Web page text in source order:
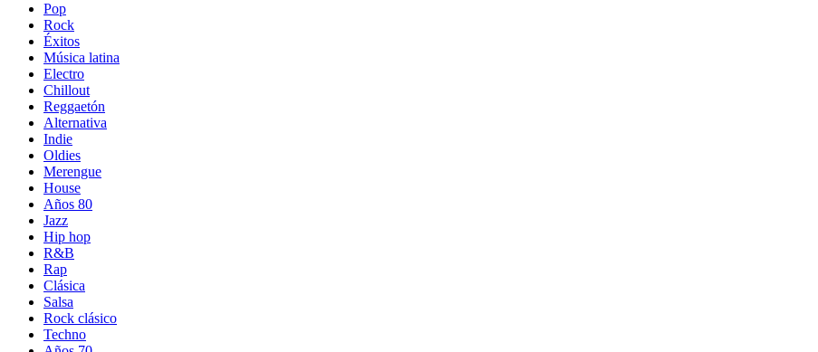
Pop
Rock
Éxitos
Música latina
Electro
Chillout
Reggaetón
Alternativa
Indie
Oldies
Merengue
House
Años 80
Jazz
Hip hop
R&B
Rap
Clásica
Salsa
Rock clásico
Techno